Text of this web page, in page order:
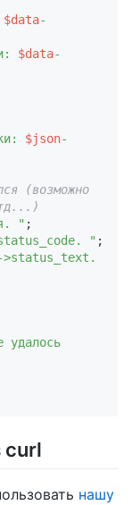
$data-
$data-
$json-
(возможно
" ;
" ;
>status_text.
удалось
curl
нашу